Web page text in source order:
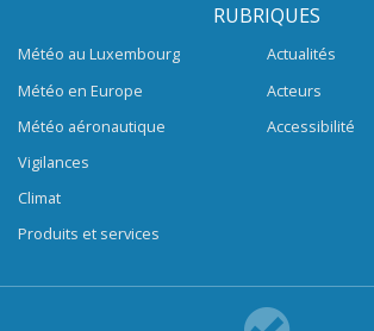
RUBRIQUES
Météo au Luxembourg
Météo en Europe
Météo aéronautique
Vigilances
Climat
Produits et services
Actualités
Acteurs
Accessibilité